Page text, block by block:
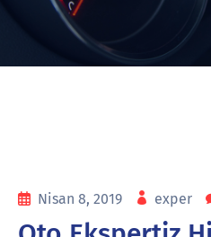
Nisan 8, 2019 exper